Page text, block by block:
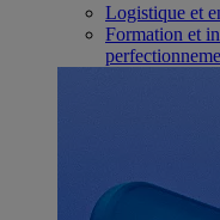
Logistique et
Formation et